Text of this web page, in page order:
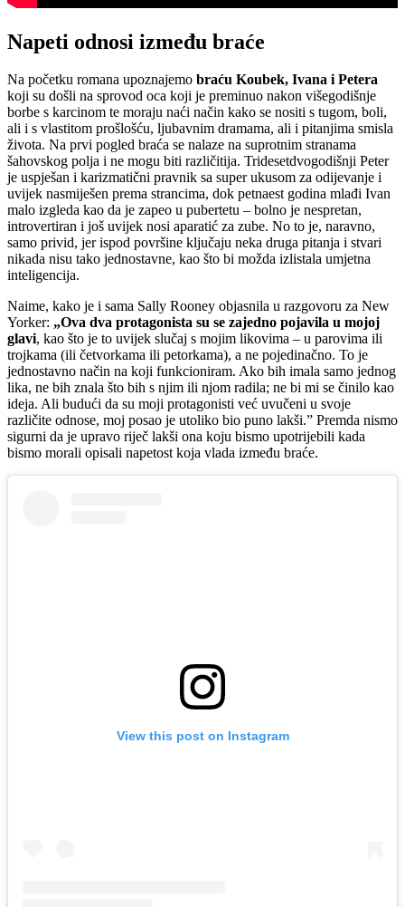
Napeti odnosi između braće
Na početku romana upoznajemo braću Koubek, Ivana i Petera
koji su došli na sprovod oca koji je preminuo nakon višegodišnje
borbe s karcinom te moraju naći način kako se nositi s tugom, boli,
ali i s vlastitom prošlošću, ljubavnim dramama, ali i pitanjima smisla
života. Na prvi pogled braća se nalaze na suprotnim stranama
šahovskog polja i ne mogu biti različitija. Tridesetdvogodišnji Peter
je uspješan i karizmatični pravnik sa super ukusom za odijevanje i
uvijek nasmiješen prema strancima, dok petnaest godina mlađi Ivan
malo izgleda kao da je zapeo u pubertetu – bolno je nespretan,
introvertiran i još uvijek nosi aparatić za zube. No to je, naravno,
samo privid, jer ispod površine ključaju neka druga pitanja i stvari
nikada nisu tako jednostavne, kao što bi možda izlistala umjetna
inteligencija.
Naime, kako je i sama Sally Rooney objasnila u razgovoru za New
Yorker: „Ova dva protagonista su se zajedno pojavila u mojoj
glavi, kao što je to uvijek slučaj s mojim likovima – u parovima ili
trojkama (ili četvorkama ili petorkama), a ne pojedinačno. To je
jednostavno način na koji funkcioniram. Ako bih imala samo jednog
lika, ne bih znala što bih s njim ili njom radila; ne bi mi se činilo kao
ideja. Ali budući da su moji protagonisti već uvučeni u svoje
različite odnose, moj posao je utoliko bio puno lakši.” Premda nismo
sigurni da je upravo riječ lakši ona koju bismo upotrijebili kada
bismo morali opisali napetost koja vlada između braće.
View this post on Instagram